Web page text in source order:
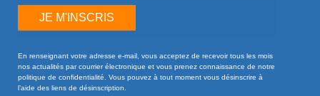
JE M'INSCRIS
En renseignant votre adresse e-mail, vous acceptez de recevoir tous les mois
nos actualités par courrier électronique et vous prenez connaissance de notre
politique de confidentialité. Vous pouvez à tout moment vous désinscrire à
l’aide des liens de désinscription.